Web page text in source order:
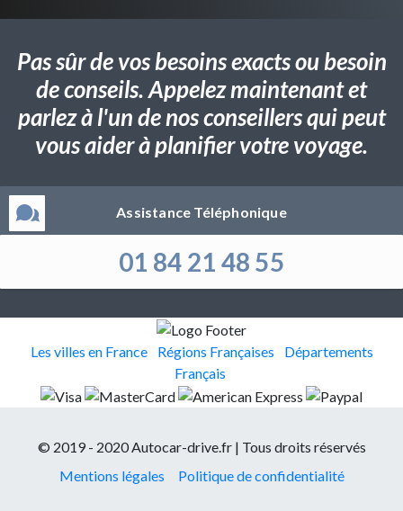
Pas sûr de vos besoins exacts ou besoin
de conseils. Appelez maintenant et
parlez à l'un de nos conseillers qui peut
vous aider à planifier votre voyage.
Assistance Téléphonique
01 84 21 48 55
Les villes en France Régions Françaises
Départements
Français
© 2019 - 2020 Autocar-drive.fr | Tous droits réservés
Mentions légales
Politique de confidentialité